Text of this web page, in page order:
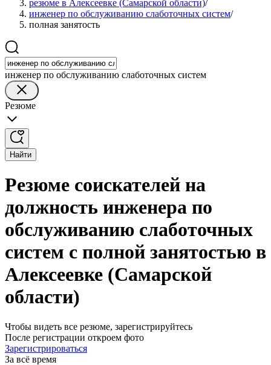
резюме в Алексеевке (Самарской области)/
инженер по обслуживанию слаботочных систем/
полная занятость
инженер по обслуживанию слаботочных систем
Резюме
Найти
Резюме соискателей на
должность инженера по
обслуживанию слаботочных
систем с полной занятостью в
Алексеевке (Самарской
области)
Чтобы видеть все резюме, зарегистрируйтесь
После регистрации откроем фото
Зарегистрироваться
За всё время